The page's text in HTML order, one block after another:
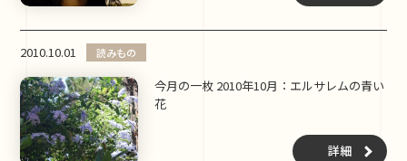
2010.10.01 読みもの
今月の一枚 2010年10月：エルサレムの青い
花
詳細